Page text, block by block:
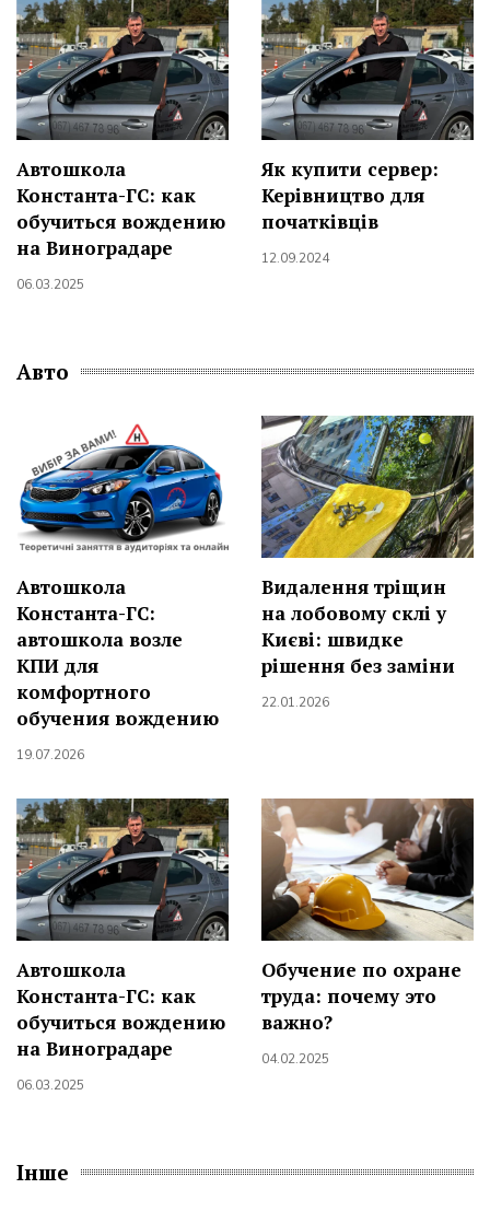
Автошкола
Константа-ГС: как
обучиться вождению
на Виноградаре
06.03.2025
Як купити сервер:
Керівництво для
початківців
12.09.2024
Авто
Автошкола
Константа-ГС:
автошкола возле
КПИ для
комфортного
обучения вождению
19.07.2026
Видалення тріщин
на лобовому склі у
Києві: швидке
рішення без заміни
22.01.2026
Автошкола
Константа-ГС: как
обучиться вождению
на Виноградаре
06.03.2025
Обучение по охране
труда: почему это
важно?
04.02.2025
Інше